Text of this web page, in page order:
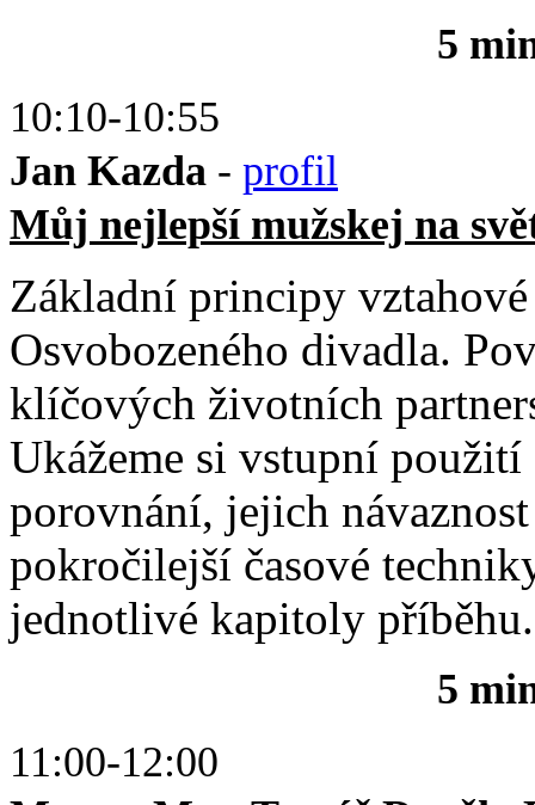
5
10:10-10:55
Jan Kazda - profil
Můj nejlepší mužskej na
Základní principy
Osvobozeného divadla.
klíčových životních
Ukážeme si vstupní
porovnání, jejich
pokročilejší časové
jednotlivé kapitoly příběhu.
5
11:00-12:00